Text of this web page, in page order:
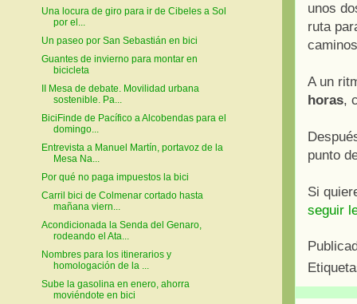
unos
ruta
A un
horas,
punto
Si
seguir
Una locura de giro para ir de Cibeles a Sol
por el...
Un paseo por San Sebastián en bici
Guantes de invierno para montar en
bicicleta
II Mesa de debate. Movilidad urbana
sostenible. Pa...
BiciFinde de Pacífico a Alcobendas para el
domingo...
Entrevista a Manuel Martín, portavoz de la
Mesa Na...
Por qué no paga impuestos la bici
Carril bici de Colmenar cortado hasta
mañana viern...
Acondicionada la Senda del Genaro,
rodeando el Ata...
Nombres para los itinerarios y
homologación de la ...
Sube la gasolina en enero, ahorra
moviéndote en bici